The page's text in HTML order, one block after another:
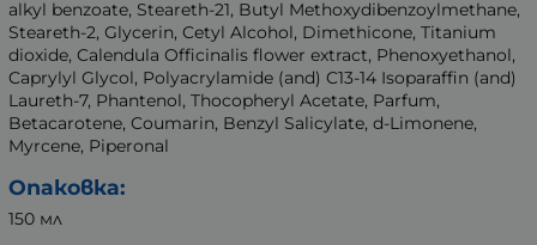
alkyl benzoate, Steareth-21, Butyl Methoxydibenzoylmethane,
Steareth-2, Glycerin, Cetyl Alcohol, Dimethicone, Titanium
dioxide, Calendula Officinalis flower extract, Phenoxyethanol,
Caprylyl Glycol, Polyacrylamide (and) C13-14 Isoparaffin (and)
Laureth-7, Phantenol, Thocopheryl Acetate, Parfum,
Betacarotene, Coumarin, Benzyl Salicylate, d-Limonene,
Myrcene, Piperonal
Опаковка:
150 мл